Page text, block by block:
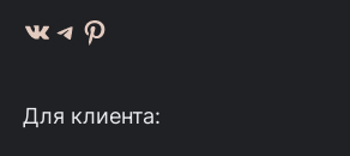
ВКонтакте Telegram Pinterest
Для клиента: